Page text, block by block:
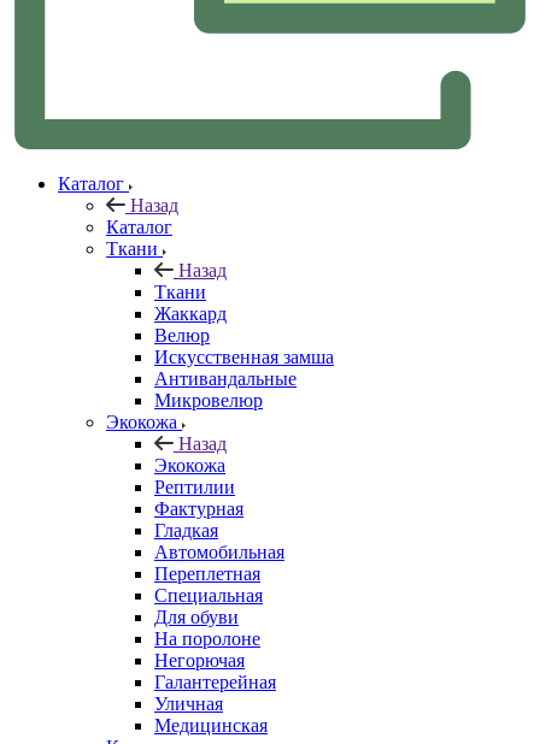
Каталог
Назад
Каталог
Ткани
Назад
Ткани
Жаккард
Велюр
Искусственная замша
Антивандальные
Микровелюр
Экокожа
Назад
Экокожа
Рептилии
Фактурная
Гладкая
Автомобильная
Переплетная
Специальная
Для обуви
На поролоне
Негорючая
Галантерейная
Уличная
Медицинская